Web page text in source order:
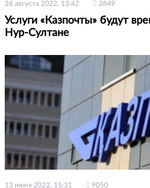
26 августа 2022, 13:42 2849
Услуги «Казпочты» будут
Нур-Султане
13 июня 2022, 15:31 9050